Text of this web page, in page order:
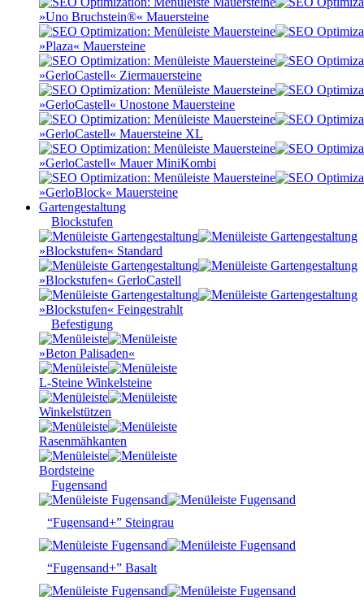
»Uno Bruchstein®« Mauersteine
»Plaza« Mauersteine
»GerloCastell« Ziermauersteine
»GerloCastell« Unostone Mauersteine
»GerloCastell« Mauersteine XL
»GerloCastell« Mauer MiniKombi
»GerloBlock« Mauersteine
Gartengestaltung
Blockstufen
»Blockstufen« Standard
»Blockstufen« GerloCastell
»Blockstufen« Feingestrahlt
Befestigung
»Beton Palisaden«
L-Steine Winkelsteine
Winkelstützen
Rasenmähkanten
Bordsteine
Fugensand
“Fugensand+” Steingrau
“Fugensand+” Basalt